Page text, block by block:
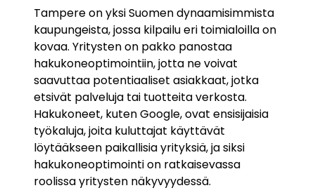
Tampere on yksi Suomen dynaamisimmista
kaupungeista, jossa kilpailu eri toimialoilla on
kovaa. Yritysten on pakko panostaa
hakukoneoptimointiin, jotta ne voivat
saavuttaa potentiaaliset asiakkaat, jotka
etsivät palveluja tai tuotteita verkosta.
Hakukoneet, kuten Google, ovat ensisijaisia
työkaluja, joita kuluttajat käyttävät
löytääkseen paikallisia yrityksiä, ja siksi
hakukoneoptimointi on ratkaisevassa
roolissa yritysten näkyvyydessä.